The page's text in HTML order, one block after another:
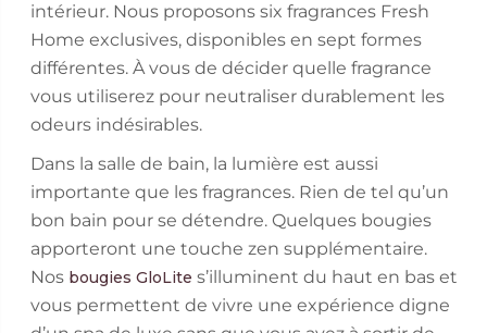
intérieur. Nous proposons six fragrances Fresh
Home exclusives, disponibles en sept formes
différentes. À vous de décider quelle fragrance
vous utiliserez pour neutraliser durablement les
odeurs indésirables.
Dans la salle de bain, la lumière est aussi
importante que les fragrances. Rien de tel qu’un
bon bain pour se détendre. Quelques bougies
apporteront une touche zen supplémentaire.
Nos bougies GloLite s’illuminent du haut en bas et
vous permettent de vivre une expérience digne